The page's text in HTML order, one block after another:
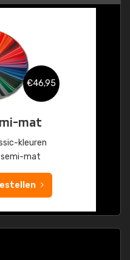
€46,95
mat
kleuren
semi-mat